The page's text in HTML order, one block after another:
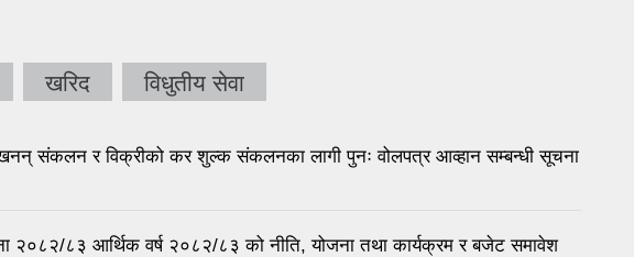
खरिद विधुतीय सेवा
संकलन र विक्रीको कर शुल्क संकलनका लागी पुनः वोलपत्र आव्हान सम्बन्धी सूचना
२०८२/८३ आर्थिक वर्ष २०८२/८३ को नीति, योजना तथा कार्यक्रम र बजेट समावेश